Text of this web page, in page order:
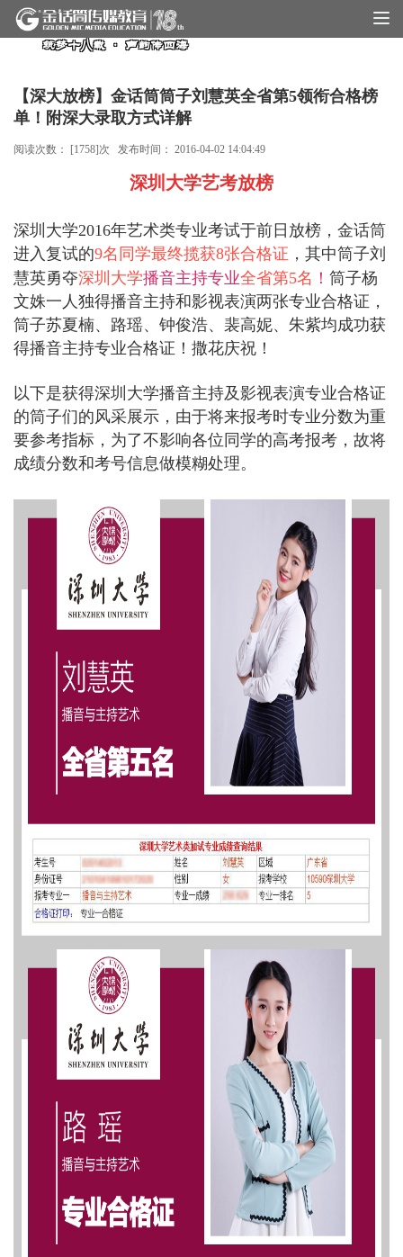
筑梦十八载 · 声韵传四海
【深大放榜】金话筒筒子刘慧英全省第5领衔合格榜
单！附深大录取方式详解
阅读次数： [1758]次 发布时间： 2016-04-02 14:04:49
深圳大学艺考放榜
深圳大学2016年艺术类专业考试于前日放榜，金话筒
进入复试的9名同学最终揽获8张合格证 ，其中筒子刘
慧英勇夺深圳大学播音主持专业全省第5名 ！ 筒子杨
文姝一人独得播音主持和影视表演两张专业合格证，
筒子苏夏楠、路瑶、钟俊浩、裴高妮、朱紫均成功获
得播音主持专业合格证！撒花庆祝！
以下是获得深圳大学播音主持及影视表演专业合格证
的筒子们的风采展示，由于将来报考时专业分数为重
要参考指标，为了不影响各位同学的高考报考，故将
成绩分数和考号信息做模糊处理。